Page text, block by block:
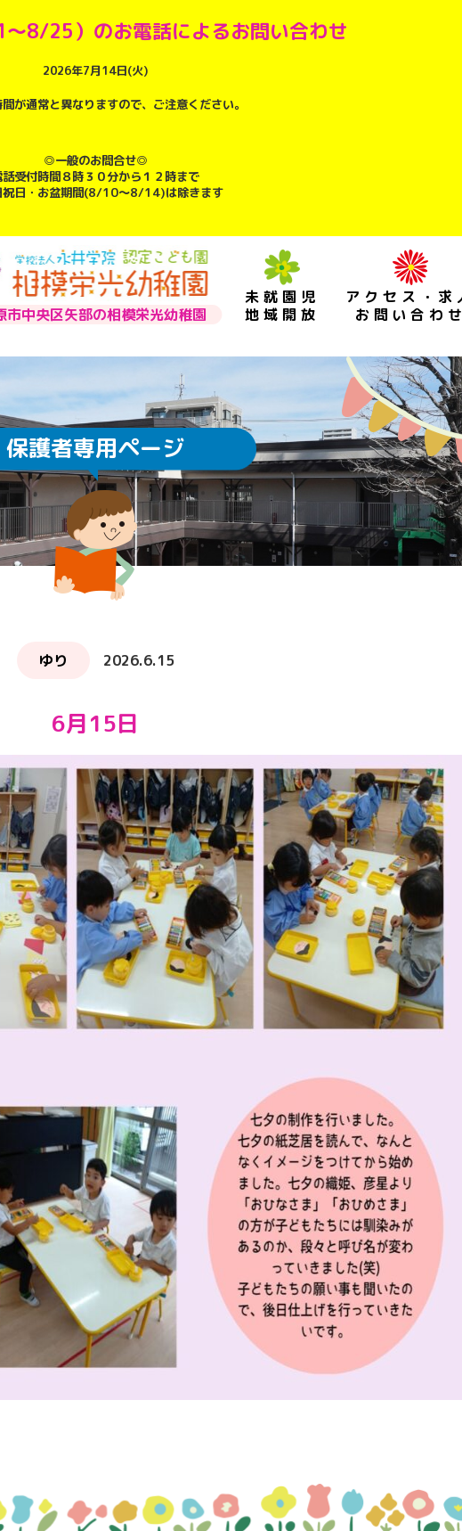
8/25）のお電話によるお問い合わせ
2026年7月14日(火)
が通常と異なりますので、ご注意ください。
◎一般のお問合せ◎
話受付時間８時３０分から１２時まで
日・お盆期間(8/10～8/14)は除きます
市中央区矢部の相模栄光幼稚園
ICTの利用
ついて 給食・食育 預かり保育
未就園児
地域開放
園庭開放
子育てサロン ぽかぽか
アクセス・求
お問い合わせ
求人情報 お
保護者専用ページ
ゆり 2026.6.15
6月15日